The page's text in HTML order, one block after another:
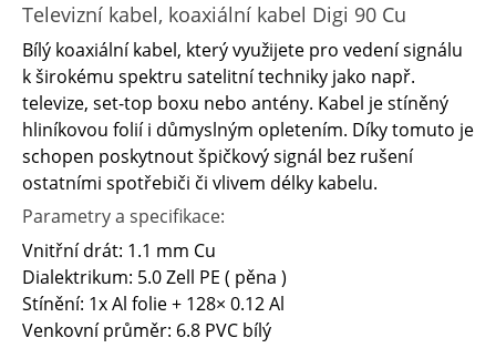
Televizní kabel, koaxiální kabel Digi 90 Cu
Bílý koaxiální kabel, který využijete pro vedení signálu
k širokému spektru satelitní techniky jako např.
televize, set-top boxu nebo antény. Kabel je stíněný
hliníkovou folií i důmyslným opletením. Díky tomuto je
schopen poskytnout špičkový signál bez rušení
ostatními spotřebiči či vlivem délky kabelu.
Parametry a specifikace:
Vnitřní drát: 1.1 mm Cu
Dialektrikum: 5.0 Zell PE ( pěna )
Stínění: 1x Al folie + 128× 0.12 Al
Venkovní průměr: 6.8 PVC bílý